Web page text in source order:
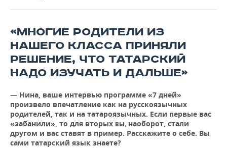
ФИГУРНОЕ КАТАНИЕ
ВОДНЫЕ ВИДЫ СПОРТА
ХОККЕЙ С МЯЧОМ
МЕДИЦИНА
ОБРАЗОВАНИЕ
ПРОИСШЕСТВИЯ
«МНОГИЕ РОДИТЕЛИ ИЗ
НАШЕГО КЛАССА ПРИНЯЛИ
РЕШЕНИЕ, ЧТО ТАТАРСКИЙ
НАДО ИЗУЧАТЬ И ДАЛЬШЕ»
— Нина, ваше интервью программе «7 дней»
произвело впечатление как на русскоязычных
родителей, так и на татароязычных. Если первые вас
«забанили», то для вторых вы, наоборот, стали
другом и вас ставят в пример. Расскажите о себе. Вы
сами татарский язык знаете?